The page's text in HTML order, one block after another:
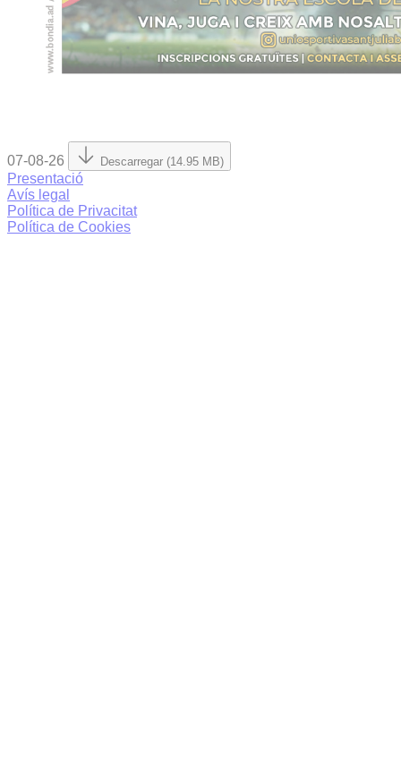
07-08-26 Descarregar (14.95 MB)
Presentació
Avís legal
Política de Privacitat
Política de Cookies